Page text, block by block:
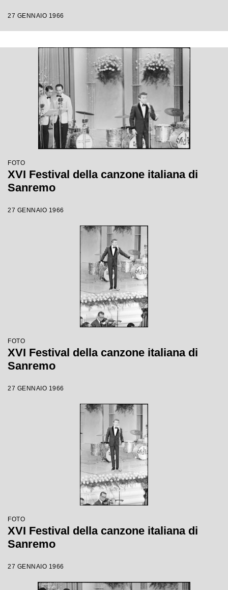
27 GENNAIO 1966
FOTO
XVI Festival della canzone italiana di
Sanremo
27 GENNAIO 1966
FOTO
XVI Festival della canzone italiana di
Sanremo
27 GENNAIO 1966
FOTO
XVI Festival della canzone italiana di
Sanremo
27 GENNAIO 1966